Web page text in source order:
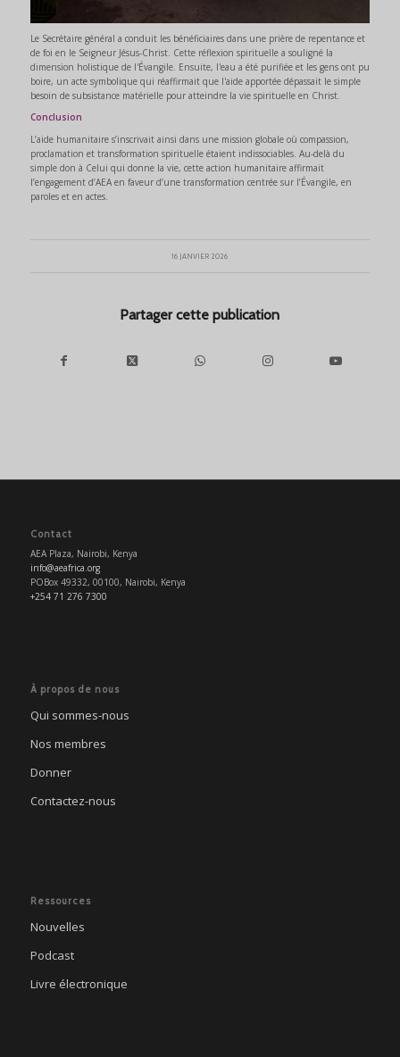
Le Secrétaire général a conduit les bénéficiaires dans une prière de repentance et
de foi en le Seigneur Jésus-Christ. Cette réflexion spirituelle a souligné la
dimension holistique de l'Évangile. Ensuite, l'eau a été purifiée et les gens ont pu
boire, un acte symbolique qui réaffirmait que l'aide apportée dépassait le simple
besoin de subsistance matérielle pour atteindre la vie spirituelle en Christ.
Conclusion
L’aide humanitaire s’inscrivait ainsi dans une mission globale où compassion,
proclamation et transformation spirituelle étaient indissociables. Au-delà du
simple don à Celui qui donne la vie, cette action humanitaire affirmait
l’engagement d’AEA en faveur d’une transformation centrée sur l’Évangile, en
paroles et en actes.
16 JANVIER 2026
Partager cette publication
Contact
AEA Plaza, Nairobi, Kenya
info@aeafrica.org
POBox 49332, 00100, Nairobi, Kenya
+254 71 276 7300
À propos de nous
Qui sommes-nous
Nos membres
Donner
Contactez-nous
Ressources
Nouvelles
Podcast
Livre électronique